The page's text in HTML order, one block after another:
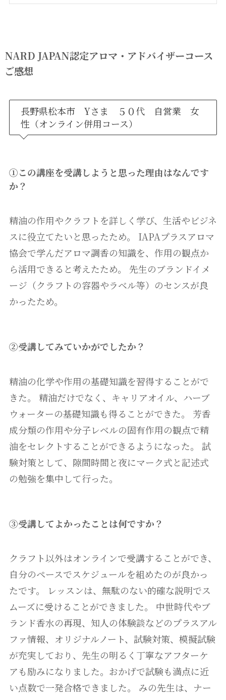
NARD JAPAN認定アロマ・アドバイザーコース
ご感想
長野県松本市 Yさま ５０代 自営業 女
性（オンライン併用コース）
①この講座を受講しようと思った理由はなんです
か？
精油の作用やクラフトを詳しく学び、生活やビジネ
スに役立てたいと思ったため。 IAPAプラスアロマ
協会で学んだアロマ調香の知識を、作用の観点か
ら活用できると考えたため。 先生のブランドイメ
ージ（クラフトの容器やラベル等）のセンスが良
かったため。
②受講してみていかがでしたか？
精油の化学や作用の基礎知識を習得することがで
きた。 精油だけでなく、キャリアオイル、ハーブ
ウォーターの基礎知識も得ることができた。 芳香
成分類の作用や分子レベルの固有作用の観点で精
油をセレクトすることができるようになった。 試
験対策として、隙間時間と夜にマーク式と記述式
の勉強を集中して行った。
③受講してよかったことは何ですか？
クラフト以外はオンラインで受講することができ、
自分のペースでスケジュールを組めたのが良かっ
たです。 レッスンは、無駄のない的確な説明でス
ムーズに受けることができました。 中世時代やブ
ランド香水の再現、知人の体験談などのプラスアル
ファ情報、オリジナルノート、試験対策、模擬試験
が充実しており、先生の明るく丁寧なアフターケ
アも励みになりました。おかげで試験も満点に近
い点数で一発合格できました。 みの先生は、ナー